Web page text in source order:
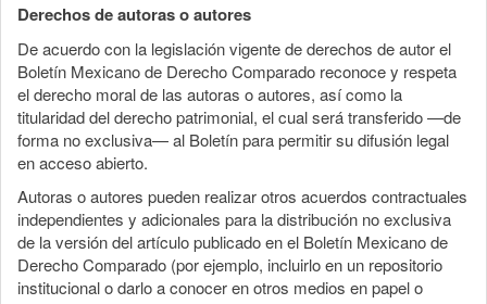
Derechos de autoras o autores
De acuerdo con la legislación vigente de derechos de autor el
Boletín Mexicano de Derecho Comparado reconoce y respeta
el derecho moral de las autoras o autores, así como la
titularidad del derecho patrimonial, el cual será transferido —de
forma no exclusiva— al Boletín para permitir su difusión legal
en acceso abierto.
Autoras o autores pueden realizar otros acuerdos contractuales
independientes y adicionales para la distribución no exclusiva
de la versión del artículo publicado en el Boletín Mexicano de
Derecho Comparado (por ejemplo, incluirlo en un repositorio
institucional o darlo a conocer en otros medios en papel o